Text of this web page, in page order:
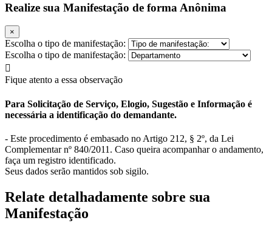
Realize sua Manifestação de forma Anônima
×
Escolha o tipo de manifestação:
Escolha o tipo de manifestação:
Fique atento a essa observação
Para Solicitação de Serviço, Elogio, Sugestão e Informação é
necessária a identificação do demandante.
- Este procedimento é embasado no Artigo 212, § 2º, da Lei
Complementar nº 840/2011. Caso queira acompanhar o andamento,
faça um registro identificado.
Seus dados serão mantidos sob sigilo.
Relate detalhadamente sobre sua
Manifestação